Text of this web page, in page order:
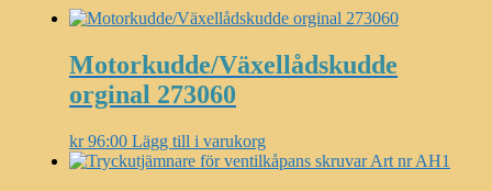
Motorkudde/Växellådskudde
orginal 273060
kr96:00 Lägg till i varukorg